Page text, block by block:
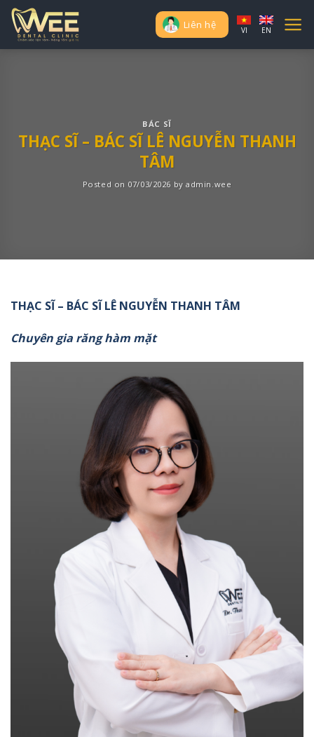
Skip
content
Liên hệ VI EN
BÁC SĨ
THẠC SĨ – BÁC SĨ LÊ NGUYỄN THANH
TÂM
Posted on 07/03/2026 byadmin.wee
THẠC SĨ – BÁC SĨ LÊ NGUYỄN THANH TÂM
Chuyên gia răng hàm mặt